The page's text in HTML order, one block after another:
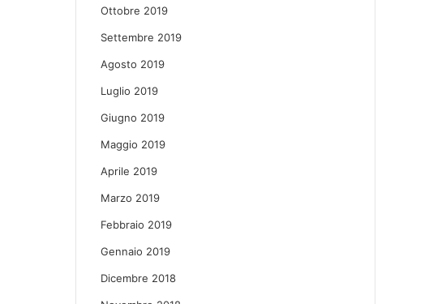
Ottobre 2019
Settembre 2019
Agosto 2019
Luglio 2019
Giugno 2019
Maggio 2019
Aprile 2019
Marzo 2019
Febbraio 2019
Gennaio 2019
Dicembre 2018